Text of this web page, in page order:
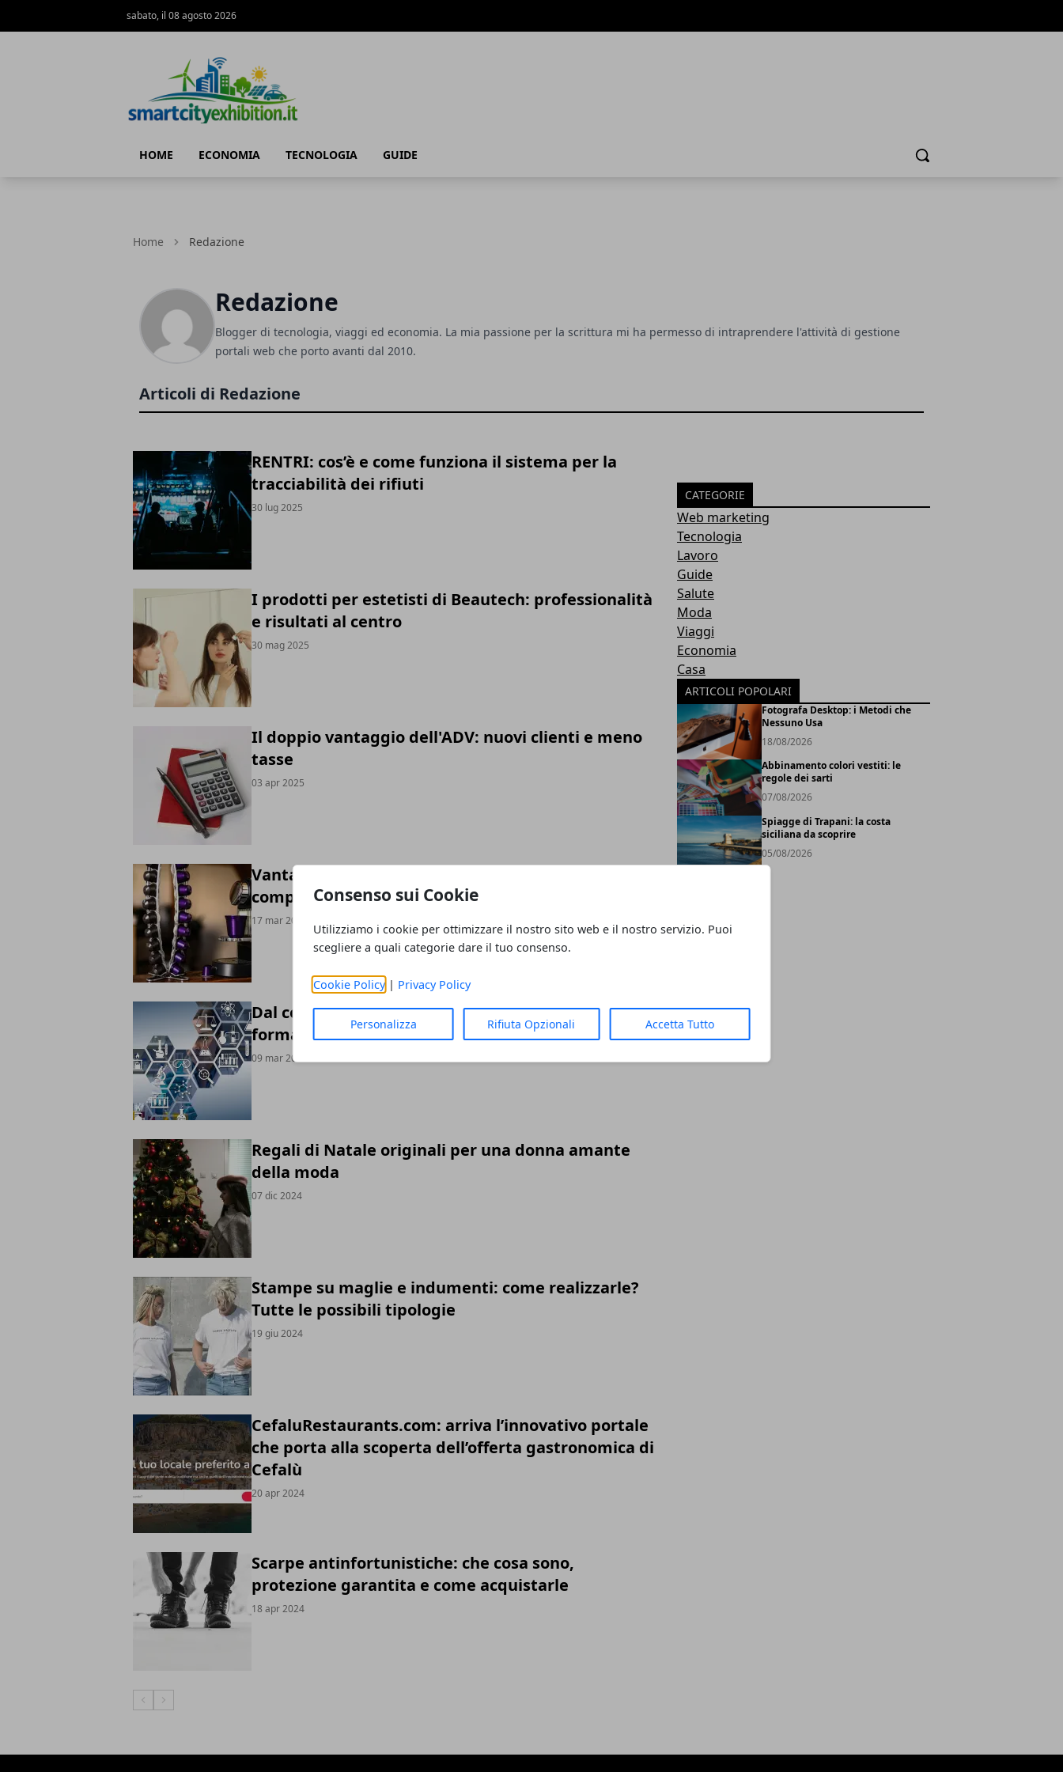
Consenso sui Cookie
Utilizziamo i cookie per ottimizzare il nostro sito web e il nostro servizio. Puoi
scegliere a quali categorie dare il tuo consenso.
Cookie Policy| Privacy Policy
Personalizza Rifiuta Opzionali Accetta Tutto
sabato, il 08 agosto 2026
HOME ECONOMIA TECNOLOGIA GUIDE Cerca
Home Redazione
Redazione
Blogger di tecnologia, viaggi ed economia. La mia passione per la scrittura mi ha permesso di intraprendere l'attività di gestione
portali web che porto avanti dal 2010.
Articoli di Redazione
RENTRI: cos’è e come funziona il sistema per la
tracciabilità dei rifiuti
30 lug 2025
I prodotti per estetisti di Beautech: professionalità
e risultati al centro
30 mag 2025
Il doppio vantaggio dell'ADV: nuovi clienti e meno
tasse
03 apr 2025
Vantaggi del mercato online delle capsule
compatibili di caffè
17 mar 2025
Dal congresso all'E-learning: l'evoluzione della
formazione sanitaria
09 mar 2025
Regali di Natale originali per una donna amante
della moda
07 dic 2024
Stampe su maglie e indumenti: come realizzarle?
Tutte le possibili tipologie
19 giu 2024
CefaluRestaurants.com: arriva l’innovativo portale
che porta alla scoperta dell’offerta gastronomica di
Cefalù
20 apr 2024
Scarpe antinfortunistiche: che cosa sono,
protezione garantita e come acquistarle
18 apr 2024
Articolo Precedente
Articolo Successivo
CATEGORIE
Web marketing
Tecnologia
Lavoro
Guide
Salute
Moda
Viaggi
Economia
Casa
ARTICOLI POPOLARI
Fotografa Desktop: i Metodi che
Nessuno Usa
18/08/2026
Abbinamento colori vestiti: le
regole dei sarti
07/08/2026
Spiagge di Trapani: la costa
siciliana da scoprire
05/08/2026